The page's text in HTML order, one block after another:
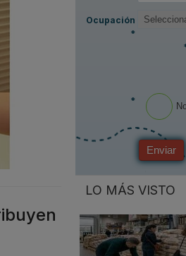
Ocupación
*
*
Enviar
LO MÁS VISTO